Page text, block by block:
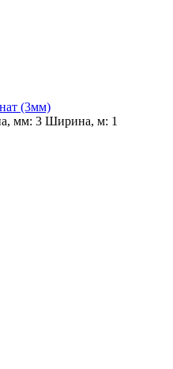
(3мм)
мм: 3 Ширина, м: 1